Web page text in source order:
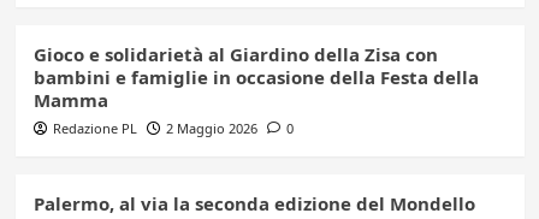
Gioco e solidarietà al Giardino della Zisa con
bambini e famiglie in occasione della Festa della
Mamma
Redazione PL 2 Maggio 2026 0
Palermo, al via la seconda edizione del Mondello